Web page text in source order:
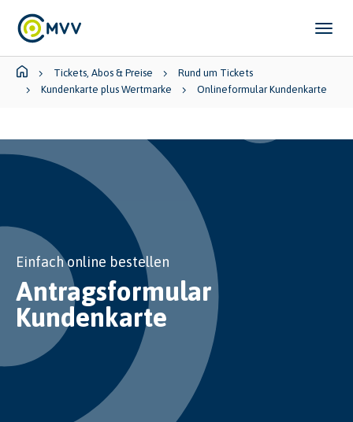
Skip to main content
Skip to page footer
You are here:Tickets, Abos & Preise
Rund um Tickets
Kundenkarte plus Wertmarke
Onlineformular Kundenkarte
Einfach online bestellen
Antragsformular
Kundenkarte